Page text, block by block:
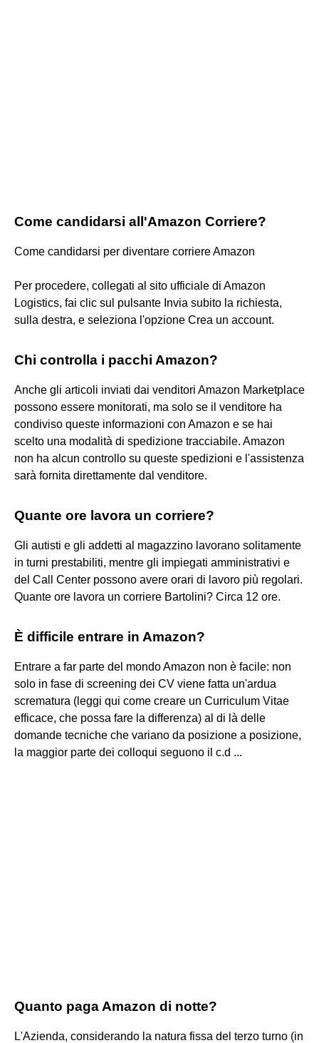
Come candidarsi all'Amazon Corriere?
Come candidarsi per diventare corriere Amazon
Per procedere, collegati al sito ufficiale di Amazon
Logistics, fai clic sul pulsante Invia subito la richiesta,
sulla destra, e seleziona l'opzione Crea un account.
Chi controlla i pacchi Amazon?
Anche gli articoli inviati dai venditori Amazon Marketplace
possono essere monitorati, ma solo se il venditore ha
condiviso queste informazioni con Amazon e se hai
scelto una modalità di spedizione tracciabile. Amazon
non ha alcun controllo su queste spedizioni e l'assistenza
sarà fornita direttamente dal venditore.
Quante ore lavora un corriere?
Gli autisti e gli addetti al magazzino lavorano solitamente
in turni prestabiliti, mentre gli impiegati amministrativi e
del Call Center possono avere orari di lavoro più regolari.
Quante ore lavora un corriere Bartolini? Circa 12 ore.
È difficile entrare in Amazon?
Entrare a far parte del mondo Amazon non è facile: non
solo in fase di screening dei CV viene fatta un'ardua
scrematura (leggi qui come creare un Curriculum Vitae
efficace, che possa fare la differenza) al di là delle
domande tecniche che variano da posizione a posizione,
la maggior parte dei colloqui seguono il c.d ...
Quanto paga Amazon di notte?
L'Azienda, considerando la natura fissa del terzo turno (in